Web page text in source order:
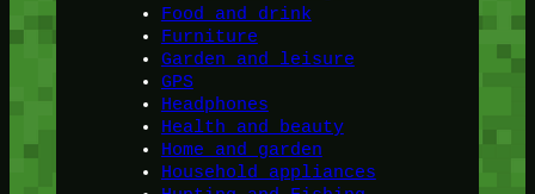
Food and drink
Furniture
Garden and leisure
GPS
Headphones
Health and beauty
Home and garden
Household appliances